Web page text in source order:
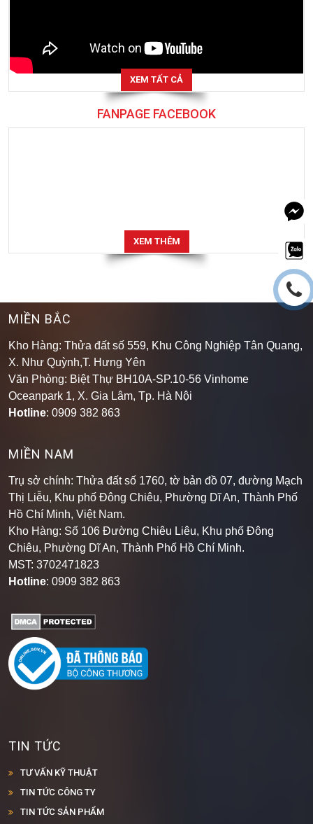
XEM TẤT CẢ
FANPAGE FACEBOOK
XEM THÊM
MIỀN BẮC
Kho Hàng: Thửa đất số 559, Khu Công Nghiệp Tân Quang,
X. Như Quỳnh,T. Hưng Yên
Văn Phòng: Biệt Thự BH10A-SP.10-56 Vinhome
Oceanpark 1, X. Gia Lâm, Tp. Hà Nội
Hotline: 0909 382 863
MIỀN NAM
Trụ sở chính: Thửa đất số 1760, tờ bản đồ 07, đường Mạch
Thị Liễu, Khu phố Đông Chiêu, Phường Dĩ An, Thành Phố
Hồ Chí Minh, Việt Nam.
Kho Hàng: Số 106 Đường Chiêu Liêu, Khu phố Đông
Chiêu, Phường Dĩ An, Thành Phố Hồ Chí Minh.
MST: 3702471823
Hotline: 0909 382 863
TIN TỨC
TƯ VẤN KỸ THUẬT
TIN TỨC CÔNG TY
TIN TỨC SẢN PHẨM